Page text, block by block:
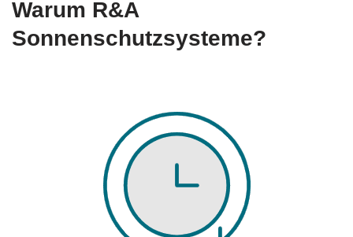
Warum R&A
Sonnenschutzsysteme?